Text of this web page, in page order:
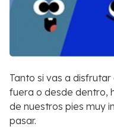
Tanto si vas a
fuera o desde dentro,
de nuestros pies muy
pasar.